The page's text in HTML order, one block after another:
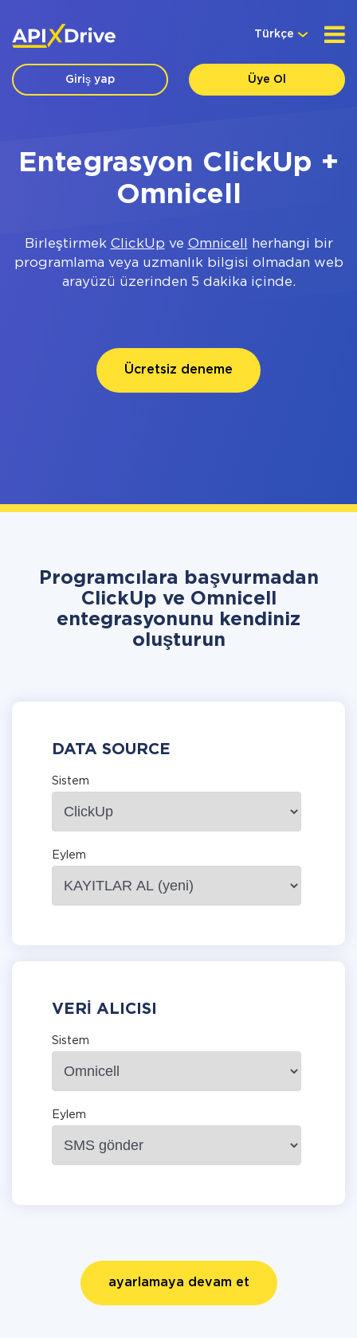
Türkçe
Giriş yap Üye Ol
Entegrasyon ClickUp +
Omnicell
Birleştirmek ClickUp ve Omnicell
herhangi bir
programlama veya uzmanlık bilgisi olmadan web
arayüzü üzerinden 5 dakika içinde.
Ücretsiz deneme
Programcılara başvurmadan
ClickUp ve Omnicell
entegrasyonunu kendiniz
oluşturun
DATA SOURCE
Sistem
Eylem
VERI ALICISI
Sistem
Eylem
ayarlamaya devam et